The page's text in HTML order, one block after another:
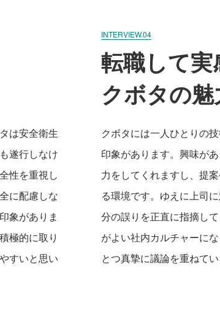
は安全衛生
遂行しなけ
性を重視し
に配慮しな
象がありま
極的に取り
すいと思い
INTERVIEW.04
転職して実
クボタの
クボタには一人ひとりの
印象があります。興味が
力をしてくれますし、提
る環境です。ゆえに上司
分の誤りを正直に指摘し
がよい社内カルチャーに
とつ真摯に議論を重ねて